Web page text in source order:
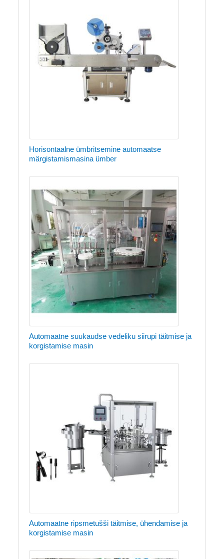
Horisontaalne ümbritsemine automaatse
märgistamismasina ümber
Automaatne suukaudse vedeliku siirupi täitmise ja
korgistamise masin
Automaatne ripsmetušši täitmise, ühendamise ja
korgistamise masin